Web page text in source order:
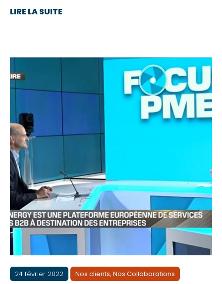
LIRE LA SUITE
24 février 2022 Nos clients, Nos Collaborations